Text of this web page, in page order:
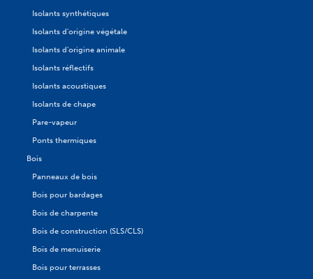
Isolants synthétiques
Isolants d'origine végétale
Isolants d'origine animale
Isolants réflectifs
Isolants acoustiques
Isolants de chape
Pare-vapeur
Ponts thermiques
Bois
Panneaux de bois
Bois pour bardages
Bois de charpente
Bois de construction (SLS/CLS)
Bois de menuiserie
Bois pour terrasses